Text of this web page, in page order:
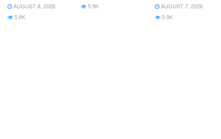
AUGUST 8, 2026
5.9K
5.9K
AUGUST 7, 2026
5.9K